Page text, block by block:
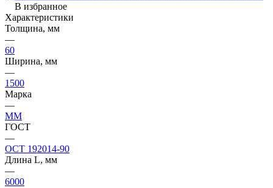
В избранное
Характеристики
Толщина, мм
—
60
Ширина, мм
—
1500
Марка
—
ММ
ГОСТ
—
ОСТ 192014-90
Длина L, мм
—
6000